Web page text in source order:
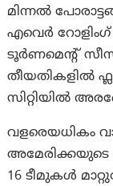
മിന്നൽ
എവെർ
ടൂർണമെന്റ്
തീയതികളിൽ
സിറ്റിയിൽ
വളരെയധികം
അമേരിക്കയുടെ
16 ടീമുകൾ